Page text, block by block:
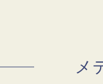
メ